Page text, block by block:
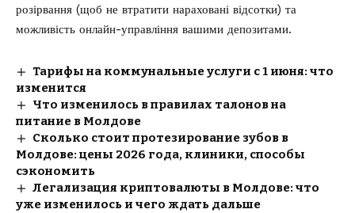
розірвання (щоб не втратити нараховані відсотки) та
можливість онлайн-управління вашими депозитами.
Тарифы на коммунальные услуги с 1 июня: что
изменится
Что изменилось в правилах талонов на
питание в Молдове
Сколько стоит протезирование зубов в
Молдове: цены 2026 года, клиники, способы
сэкономить
Легализация криптовалюты в Молдове: что
уже изменилось и чего ждать дальше